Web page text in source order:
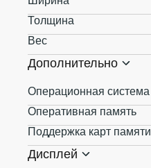
Толщина
Вес
Дополнительно
Операционная система
Оперативная память
Поддержка карт памяти
Дисплей